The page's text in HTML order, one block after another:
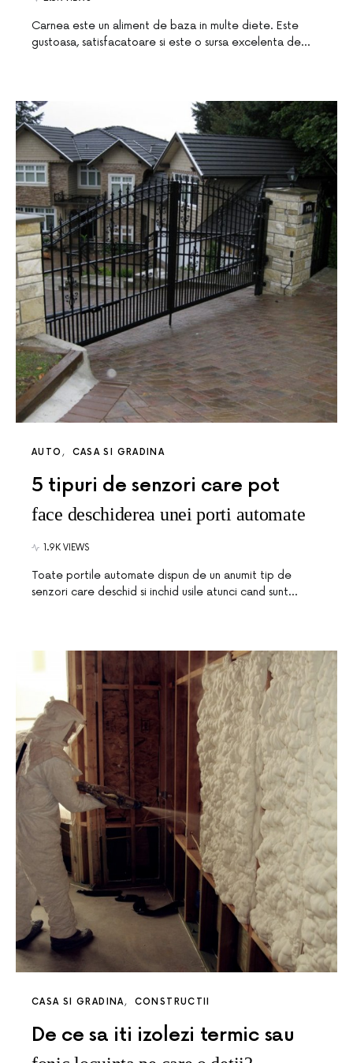
Carnea este un aliment de baza in multe diete. Este
gustoasa, satisfacatoare si este o sursa excelenta de…
AUTO CASA SI GRADINA
5 tipuri de senzori care pot
face deschiderea unei porti automate
1.9K VIEWS
Toate portile automate dispun de un anumit tip de
senzori care deschid si inchid usile atunci cand sunt…
CASA SI GRADINA CONSTRUCTII
De ce sa iti izolezi termic sau